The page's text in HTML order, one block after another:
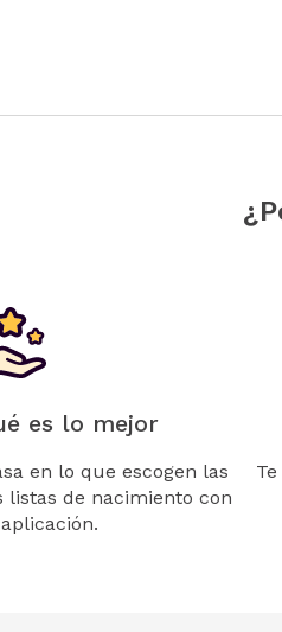
es lo mejor
en lo que escogen las
de nacimiento con